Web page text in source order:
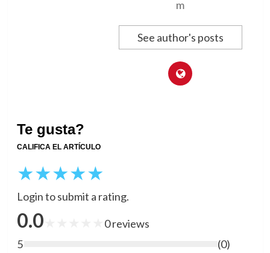
m
See author's posts
Te gusta?
CALIFICA EL ARTÍCULO
★★★★★
Login to submit a rating.
0.0 0 reviews
5
(0)